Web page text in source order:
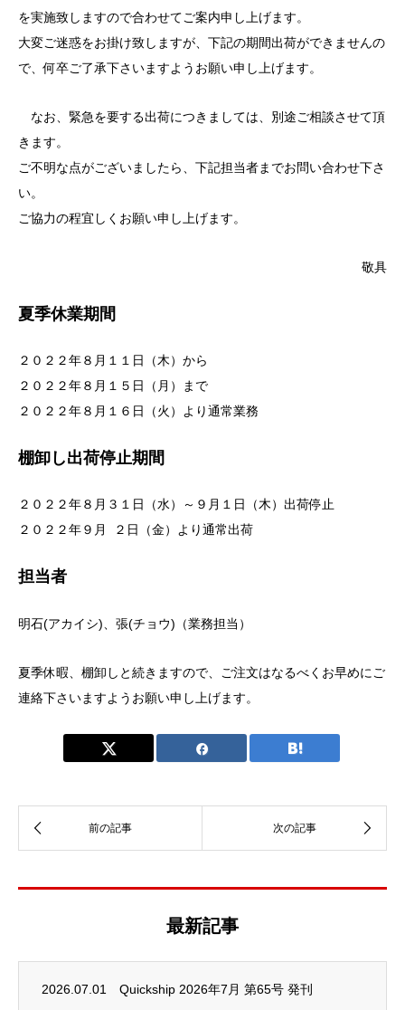
を実施致しますので合わせてご案内申し上げます。
大変ご迷惑をお掛け致しますが、下記の期間出荷ができませんの
で、何卒ご了承下さいますようお願い申し上げます。
なお、緊急を要する出荷につきましては、別途ご相談させて頂
きます。
ご不明な点がございましたら、下記担当者までお問い合わせ下さ
い。
ご協力の程宜しくお願い申し上げます。
敬具
夏季休業期間
２０２２年８月１１日（木）から
２０２２年８月１５日（月）まで
２０２２年８月１６日（火）より通常業務
棚卸し出荷停止期間
２０２２年８月３１日（水）～９月１日（木）出荷停止
２０２２年９月 ２日（金）より通常出荷
担当者
明石(アカイシ)、張(チョウ)（業務担当）
夏季休暇、棚卸しと続きますので、ご注文はなるべくお早めにご
連絡下さいますようお願い申し上げます。
最新記事
2026.07.01 Quickship 2026年7月 第65号 発刊